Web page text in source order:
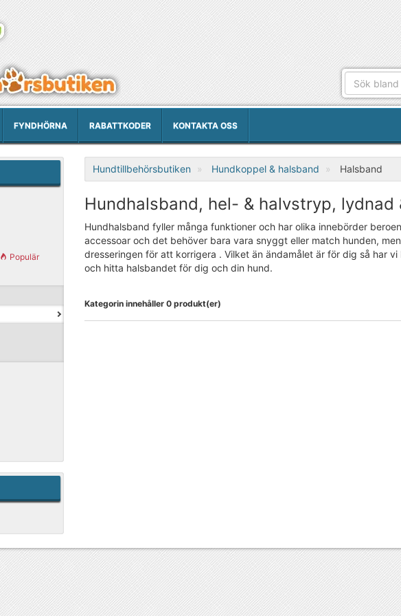
FYNDHÖRNA RABATTKODER KONTAKTA OSS
Populär
Hundtillbehörsbutiken Hundkoppel & halsband Halsband
Hundhalsband, hel- & halvstryp, lydnad
Hundhalsband fyller många funktioner och har olika innebörder
accessoar och det behöver bara vara snyggt eller match hunden,
dresseringen för att korrigera . Vilket än ändamålet är för dig så har
och hitta halsbandet för dig och din hund.
Kategorin innehåller 0 produkt(er)